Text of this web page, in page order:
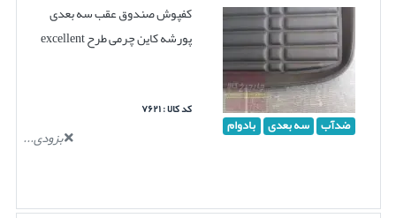
ضدآب سه بعدی بادوام
کفپوش صندوق عقب سه بعدی
پورشه کاین چرمی طرح excellent
کد کالا : ۷۶۲۱
بزودی...